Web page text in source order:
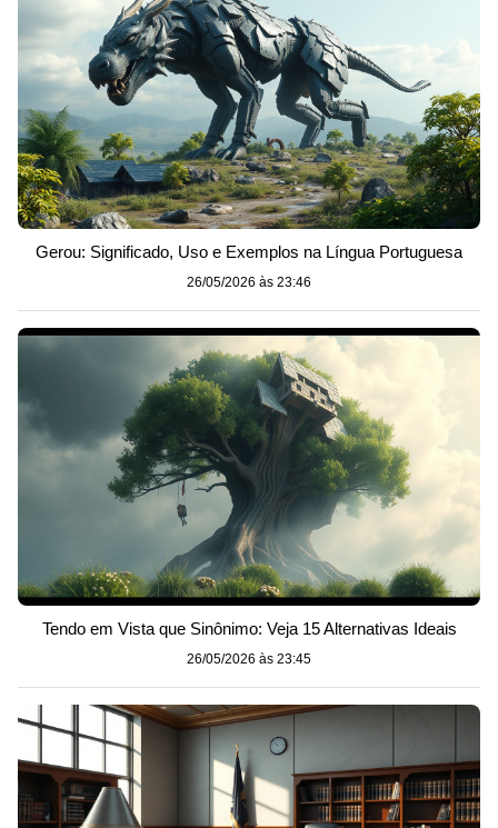
Gerou: Significado, Uso e Exemplos na Língua Portuguesa
26/05/2026 às 23:46
Tendo em Vista que Sinônimo: Veja 15 Alternativas Ideais
26/05/2026 às 23:45